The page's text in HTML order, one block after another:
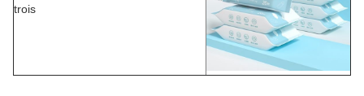
trois